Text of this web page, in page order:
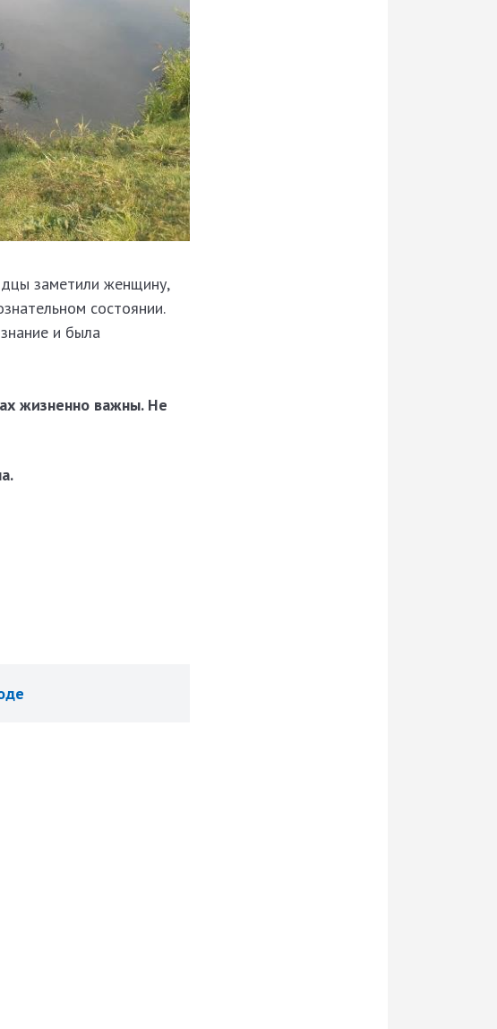
заметили женщину,
состоянии.
и была
жизненно важны. Не